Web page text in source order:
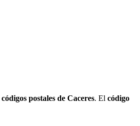
códigos postales de Caceres. El código